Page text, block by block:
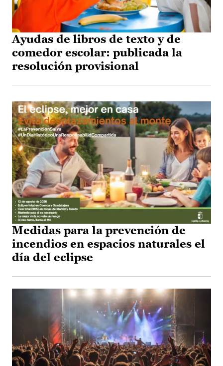
Ayudas de libros de texto y de
comedor escolar: publicada la
resolución provisional
Medidas para la prevención de
incendios en espacios naturales el
día del eclipse